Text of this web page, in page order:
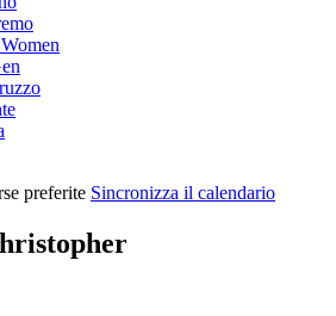
preferite Sincronizza il calendario